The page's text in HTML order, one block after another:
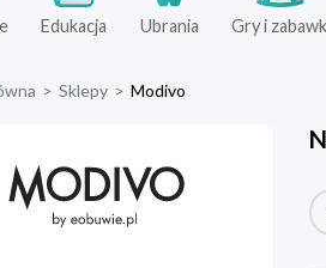
Edukacja Ubrania Gry i
> Sklepy > Modivo